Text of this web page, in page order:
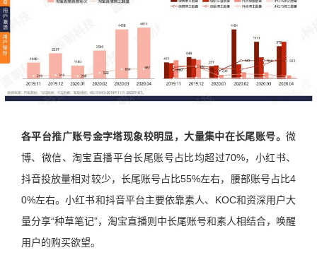
各平台推广账号金字塔现象较明显，大量集中在长尾账号。 微
博、微信、淘宝直播平台长尾账号占比均超过70%，小红书、
抖音投放量相对较少，长尾账号占比55%左右，腰部账号占比4
0%左右。小红书和抖音平台主要依靠素人、KOC和资深用户大
量分享“种草笔记”，淘宝直播则中长尾账号和素人相结合，唤醒
用户的购买欲望。